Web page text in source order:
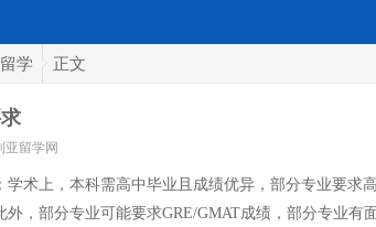
学 正文
亚留学网
学术上，本科需高中毕业且成绩优异，部分专业要求
，部分专业可能要求GRE/GMAT成绩，部分专业有